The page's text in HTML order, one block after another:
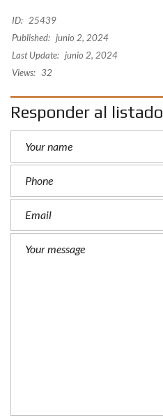
ID: 25439
Published: junio 2, 2024
Last Update: junio 2, 2024
Views: 32
Responder al listado